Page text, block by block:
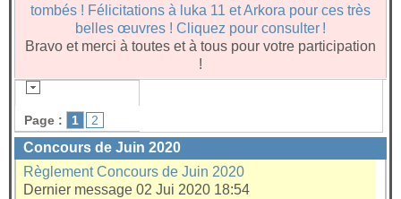
tombés ! Félicitations à luka 11 et Arkora pour ces très
belles œuvres ! Cliquez pour consulter !
Bravo et merci à toutes et à tous pour votre participation
!
Page : 1 2
Concours de Juin 2020
Règlement Concours de Juin 2020
Dernier message 02 Jui 2020 18:54